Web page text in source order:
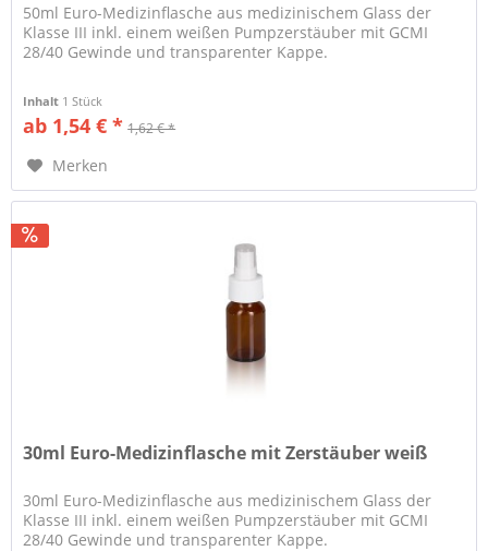
50ml Euro-Medizinflasche aus medizinischem Glass der
Klasse III inkl. einem weißen Pumpzerstäuber mit GCMI
28/40 Gewinde und transparenter Kappe.
Inhalt 1 Stück
ab 1,54 € * 1,62 € *
Merken
30ml Euro-Medizinflasche mit Zerstäuber weiß
30ml Euro-Medizinflasche aus medizinischem Glass der
Klasse III inkl. einem weißen Pumpzerstäuber mit GCMI
28/40 Gewinde und transparenter Kappe.